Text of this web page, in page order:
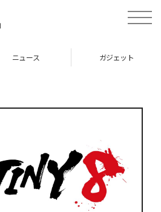
toggle
ニュース ガジェット